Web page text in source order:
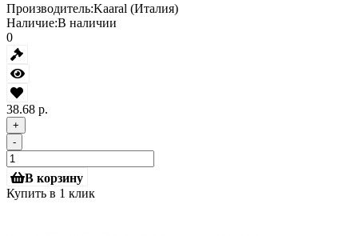
Производитель:Kaaral (Италия)
Наличие:В наличии
0
38.68 р.
+
-
В корзину
Купить в 1 клик